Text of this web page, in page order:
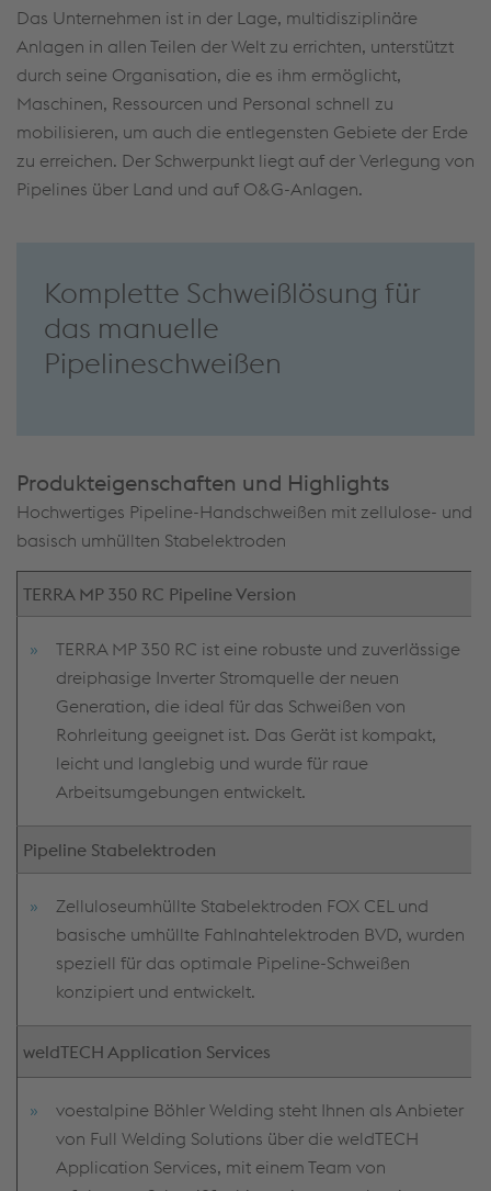
Das Unternehmen ist in der Lage, multidisziplinäre
Anlagen in allen Teilen der Welt zu errichten, unterstützt
durch seine Organisation, die es ihm ermöglicht,
Maschinen, Ressourcen und Personal schnell zu
mobilisieren, um auch die entlegensten Gebiete der Erde
zu erreichen. Der Schwerpunkt liegt auf der Verlegung von
Pipelines über Land und auf O&G-Anlagen.
Komplette Schweißlösung für
das manuelle
Pipelineschweißen
Produkteigenschaften und Highlights
Hochwertiges Pipeline-Handschweißen mit zellulose- und
basisch umhüllten Stabelektroden
TERRA MP 350 RC Pipeline Version
TERRA MP 350 RC ist eine robuste und zuverlässige
dreiphasige Inverter Stromquelle der neuen
Generation, die ideal für das Schweißen von
Rohrleitung geeignet ist. Das Gerät ist kompakt,
leicht und langlebig und wurde für raue
Arbeitsumgebungen entwickelt.
Pipeline Stabelektroden
Zelluloseumhüllte Stabelektroden FOX CEL und
basische umhüllte Fahlnahtelektroden BVD, wurden
speziell für das optimale Pipeline-Schweißen
konzipiert und entwickelt.
weldTECH Application Services
voestalpine Böhler Welding steht Ihnen als Anbieter
von Full Welding Solutions über die weldTECH
Application Services, mit einem Team von